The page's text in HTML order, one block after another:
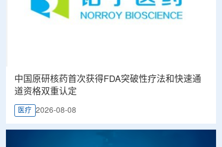
中国原研核药首次获得FDA突破性疗法和快速通
道资格双重认定
医疗 2026-08-08